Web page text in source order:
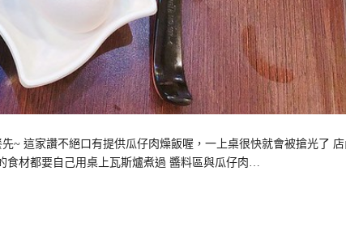
~ 這家讚不絕口有提供瓜仔肉燥飯喔，一上桌很快就會被搶光了
食材都要自己用桌上瓦斯爐煮過 醬料區與瓜仔肉…